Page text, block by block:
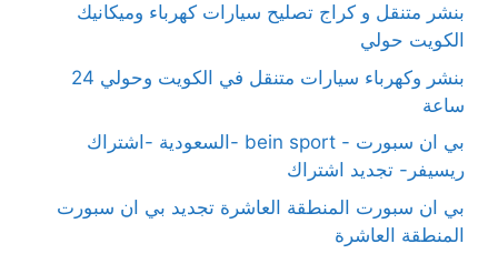
بنشر متنقل و كراج تصليح سيارات كهرباء وميكانيك
الكويت حولي
بنشر وكهرباء سيارات متنقل في الكويت وحولي 24
ساعة
بي ان سبورت - bein sport -السعودية -اشتراك
ريسيفر- تجديد اشتراك
بي ان سبورت المنطقة العاشرة تجديد بي ان سبورت
المنطقة العاشرة